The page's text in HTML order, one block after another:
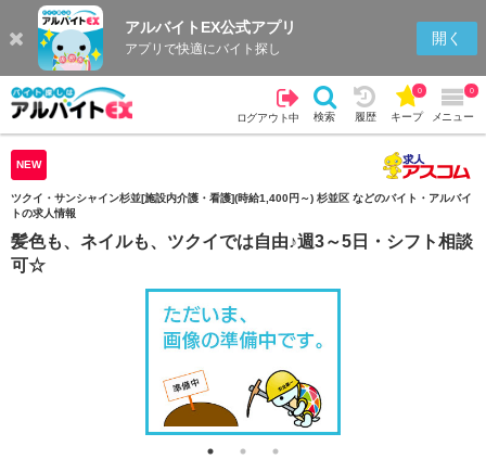
アルバイトEX公式アプリ
アプリで快適にバイト探し
開く
ログアウト中 検索 履歴 キープ
0
メニュー
0
検索 履歴
NEW
ツクイ・サンシャイン杉並[施設内介護・看護](時給1,400円～) 杉並区 などのバイト・アルバイ
トの求人情報
髪色も、ネイルも、ツクイでは自由♪週3～5日・シフト相談
可☆